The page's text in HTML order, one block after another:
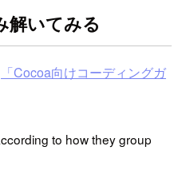
解いてみる
「Cocoa向けコーディングガ
to how they group